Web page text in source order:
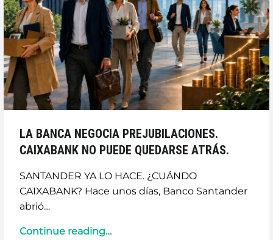
LA BANCA NEGOCIA PREJUBILACIONES.
CAIXABANK NO PUEDE QUEDARSE ATRÁS.
SANTANDER YA LO HACE. ¿CUÁNDO
CAIXABANK? Hace unos días, Banco Santander
abrió…
Continue reading“LA
…